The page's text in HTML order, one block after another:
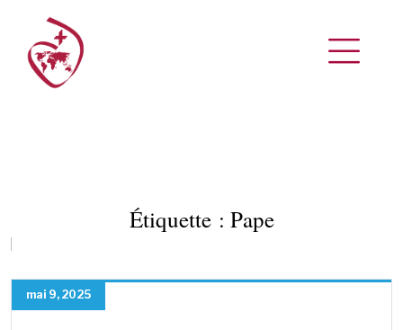
Étiquette : Pape
mai 9, 2025